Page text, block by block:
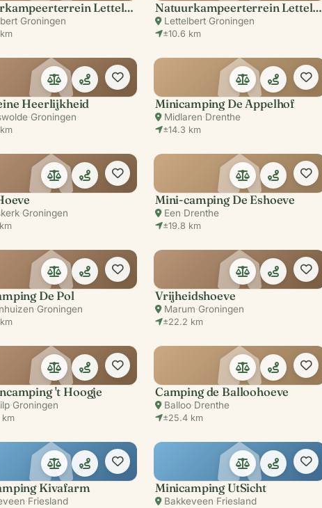
Natuurkampeerterrein Lettelbert
·Groningen
Natuurkampeerterrein Lettelbert
Lettelbert·Groningen
±10.6 km
Heerlijkheid
·Groningen
Minicamping De Appelhof
Midlaren·Drenthe
±14.3 km
·Groningen
Mini-camping De Eshoeve
Een·Drenthe
±19.8 km
De Pol
·Groningen
Vrijheidshoeve
Marum·Groningen
±22.2 km
't Hoogje
·Groningen
km
Camping de Balloohoeve
Balloo·Drenthe
±25.4 km
Kivafarm
·Friesland
Minicamping UtSicht
Bakkeveen·Friesland